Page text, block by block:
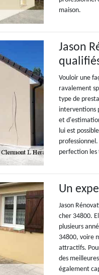
maison.
Jason
Vouloir une
ravalement
type de
interventions
et
lui est
perfection les
Un
Jason
cher 34800.
plusieurs
34800, voire
attractifs.
des
également